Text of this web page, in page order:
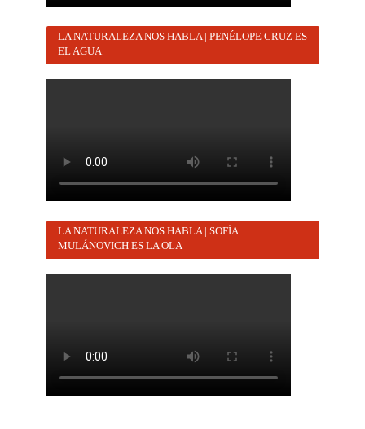
LA NATURALEZA NOS HABLA | PENÉLOPE CRUZ ES
EL AGUA
LA NATURALEZA NOS HABLA | SOFÍA
MULÁNOVICH ES LA OLA